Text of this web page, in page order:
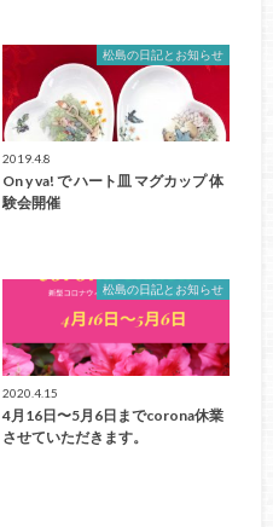
松島の日記とお知らせ
2019.4.8
On y va! で ハート皿 マグカップ 体
験会開催
松島の日記とお知らせ
2020.4.15
4月16日〜5月6日までcorona休業
させていただきます。